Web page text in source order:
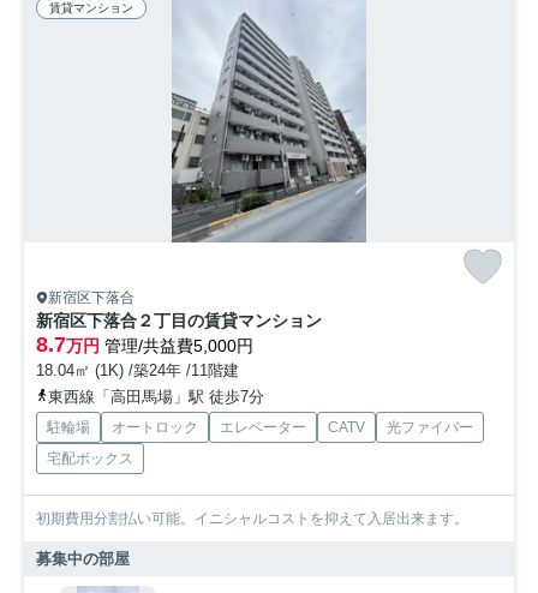
賃貸マンション
新宿区下落合
新宿区下落合２丁目の賃貸マンション
8.7万円 管理/共益費5,000円
18.04㎡ (1K) /築24年 /11階建
東西線「高田馬場」駅 徒歩7分
駐輪場 オートロック エレベーター CATV
光ファイバー
宅配ボックス
初期費用分割払い可能。イニシャルコストを抑えて入居出来ます。
募集中の部屋